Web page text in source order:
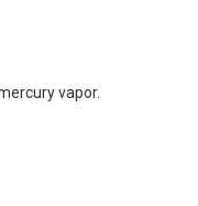
vapor.